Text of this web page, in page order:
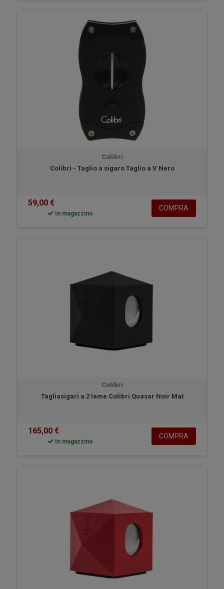
Colibri
Colibri - Taglio a sigaro Taglio a V Nero
59,00 €
In magazzino
COMPRA
Colibri
Tagliasigari a 2 lame Colibri Quasar Noir Mat
165,00 €
In magazzino
COMPRA